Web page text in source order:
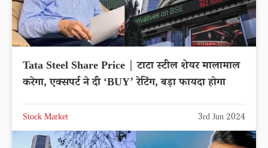
Tata Steel Share Price | टाटा स्टील शेयर मालामाल
करेगा, एक्सपर्ट ने दी ‘BUY’ रेटिंग, बड़ा फायदा होगा
Stock Market 3rd Jun 2024